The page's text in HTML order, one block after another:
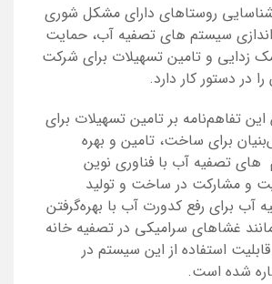
روستاهای دارای مشکل شوری
سیستم های تصفیه آب، حمایت
زدایی و تامین تسهیلات برای شرکت
در دستور کار دارد.
تفاهم‌نامه بر تامین تسهیلات برای
برای ساخت، تامین و بهره
های تصفیه آب با فناوری نوین
و مشارکت در ساخت و تولید
آب برای رفع کدورت آب با بهره‌گرفتن
غشاهای سرامیکی در تصفیه خانه
استفاده از این سیستم در
شده است.